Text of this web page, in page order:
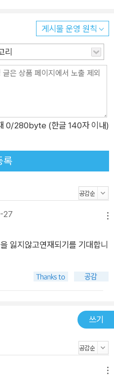
은 물론 문해력까지 잡을 수 있
주입식 한자 교육이 아닌 한자 어
학습서입니다. 손오공의 성장
단계도 한층 높아져 가지만, AR
체험하며 암기 스트레스 없이
요! ① 초등 필수 한
법으로 20개의 초등 필수 어
중
학습 먼저 만화를 보고 이야기
합니다. AR 퀴즈로 기본 뜻을
만들기 섹션을 통해 어휘를 완
학습
지 잡을 수 있도록 도와줍니다.
정 청소년 권장도서 • 한국문화
기금 지원 사업 개발도서 • 삼
히트상품 • 서울신문 선정 소비
게시물 운영 원칙
리
0/280byte (한글 140자 이내)
록
27
잃지않고연재되기를 기대합니
쓰기